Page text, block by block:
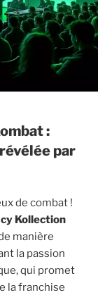
:
par
de combat !
Kollection
manière
la passion
qui promet
la franchise